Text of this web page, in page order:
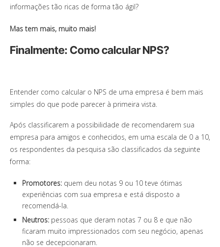
informações tão ricas de forma tão ágil?
Mas tem mais, muito mais!
Finalmente: Como calcular NPS?
Entender como calcular o NPS de uma empresa é bem mais
simples do que pode parecer à primeira vista.
Após classificarem a possibilidade de recomendarem sua
empresa para amigos e conhecidos, em uma escala de 0 a 10,
os respondentes da pesquisa são classificados da seguinte
forma:
Promotores: quem deu notas 9 ou 10 teve ótimas
experiências com sua empresa e está disposto a
recomendá-la.
Neutros: pessoas que deram notas 7 ou 8 e que não
ficaram muito impressionados com seu negócio, apenas
não se decepcionaram.